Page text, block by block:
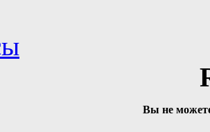
Вы не